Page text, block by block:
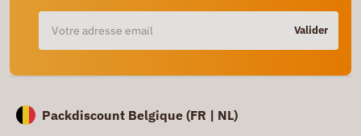
Valider
Packdiscount Belgique (FR | NL)